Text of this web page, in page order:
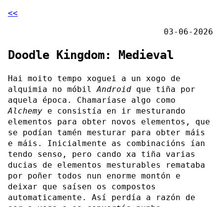
<<
03-06-2026
Doodle Kingdom: Medieval
Hai moito tempo xoguei a un xogo de
alquimia no móbilAndroid que tiña por
aquela época. Chamaríase algo como
Alchemy e consistía en ir mesturando
elementos para obter novos elementos, que
se podían tamén mesturar para obter máis
e máis. Inicialmente as combinacións ían
tendo senso, pero cando xa tiña varias
ducias de elementos mesturables remataba
por poñer todos nun enorme montón e
deixar que saísen os compostos
automaticamente. Así perdía a razón de